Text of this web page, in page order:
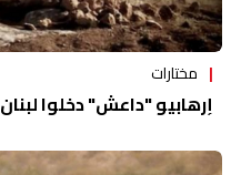
مختارات
إرهابيو "داعش" دخلوا لبنان